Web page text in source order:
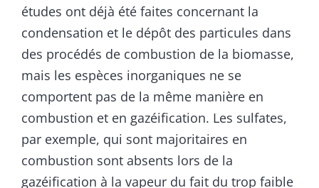
études ont déjà été faites concernant la
condensation et le dépôt des particules dans
des procédés de combustion de la biomasse,
mais les espèces inorganiques ne se
comportent pas de la même manière en
combustion et en gazéification. Les sulfates,
par exemple, qui sont majoritaires en
combustion sont absents lors de la
gazéification à la vapeur du fait du trop faible